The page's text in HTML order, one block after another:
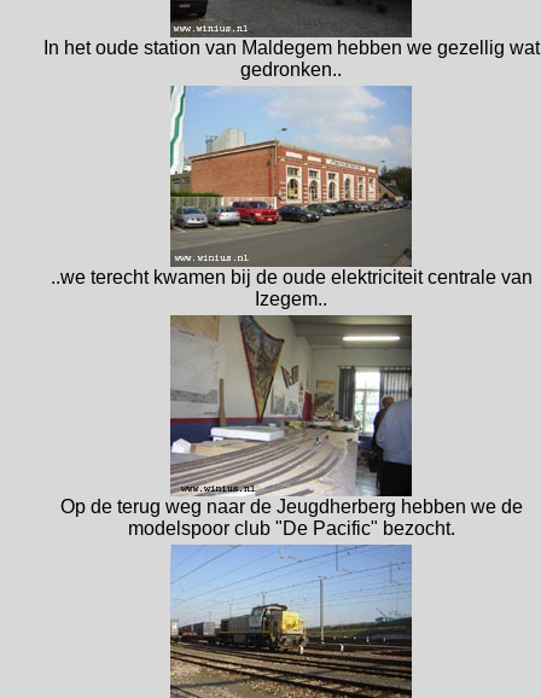
In het oude station van Maldegem hebben we gezellig wat
gedronken..
..we terecht kwamen bij de oude elektriciteit centrale van
Izegem..
Op de terug weg naar de Jeugdherberg hebben we de
modelspoor club "De Pacific" bezocht.